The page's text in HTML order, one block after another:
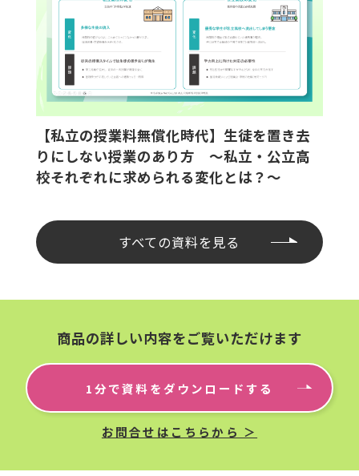
【私立の授業料無償化時代】生徒を置き去
りにしない授業のあり方 ～私立・公立高
校それぞれに求められる変化とは？～
すべての資料を見る
商品の詳しい内容をご覧いただけます
1分で資料をダウンロードする
お問合せはこちらから ＞